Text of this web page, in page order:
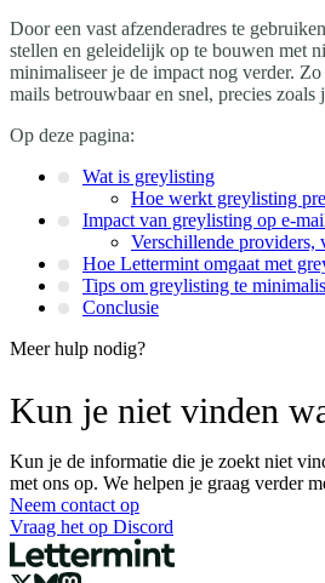
Door een vast afzenderadres te
stellen en geleidelijk op te bouwen met
minimaliseer je de impact nog verder.
mails betrouwbaar en snel, precies zoals
Op deze pagina:
Wat is greylisting
Hoe werkt greylisting
Impact van greylisting op e-
Verschillende providers,
Hoe Lettermint omgaat met
Tips om greylisting te
Conclusie
Meer hulp nodig?
Kun je niet vinden
Kun je de informatie die je zoekt niet
met ons op. We helpen je graag verder
Neem contact op
Vraag het op Discord